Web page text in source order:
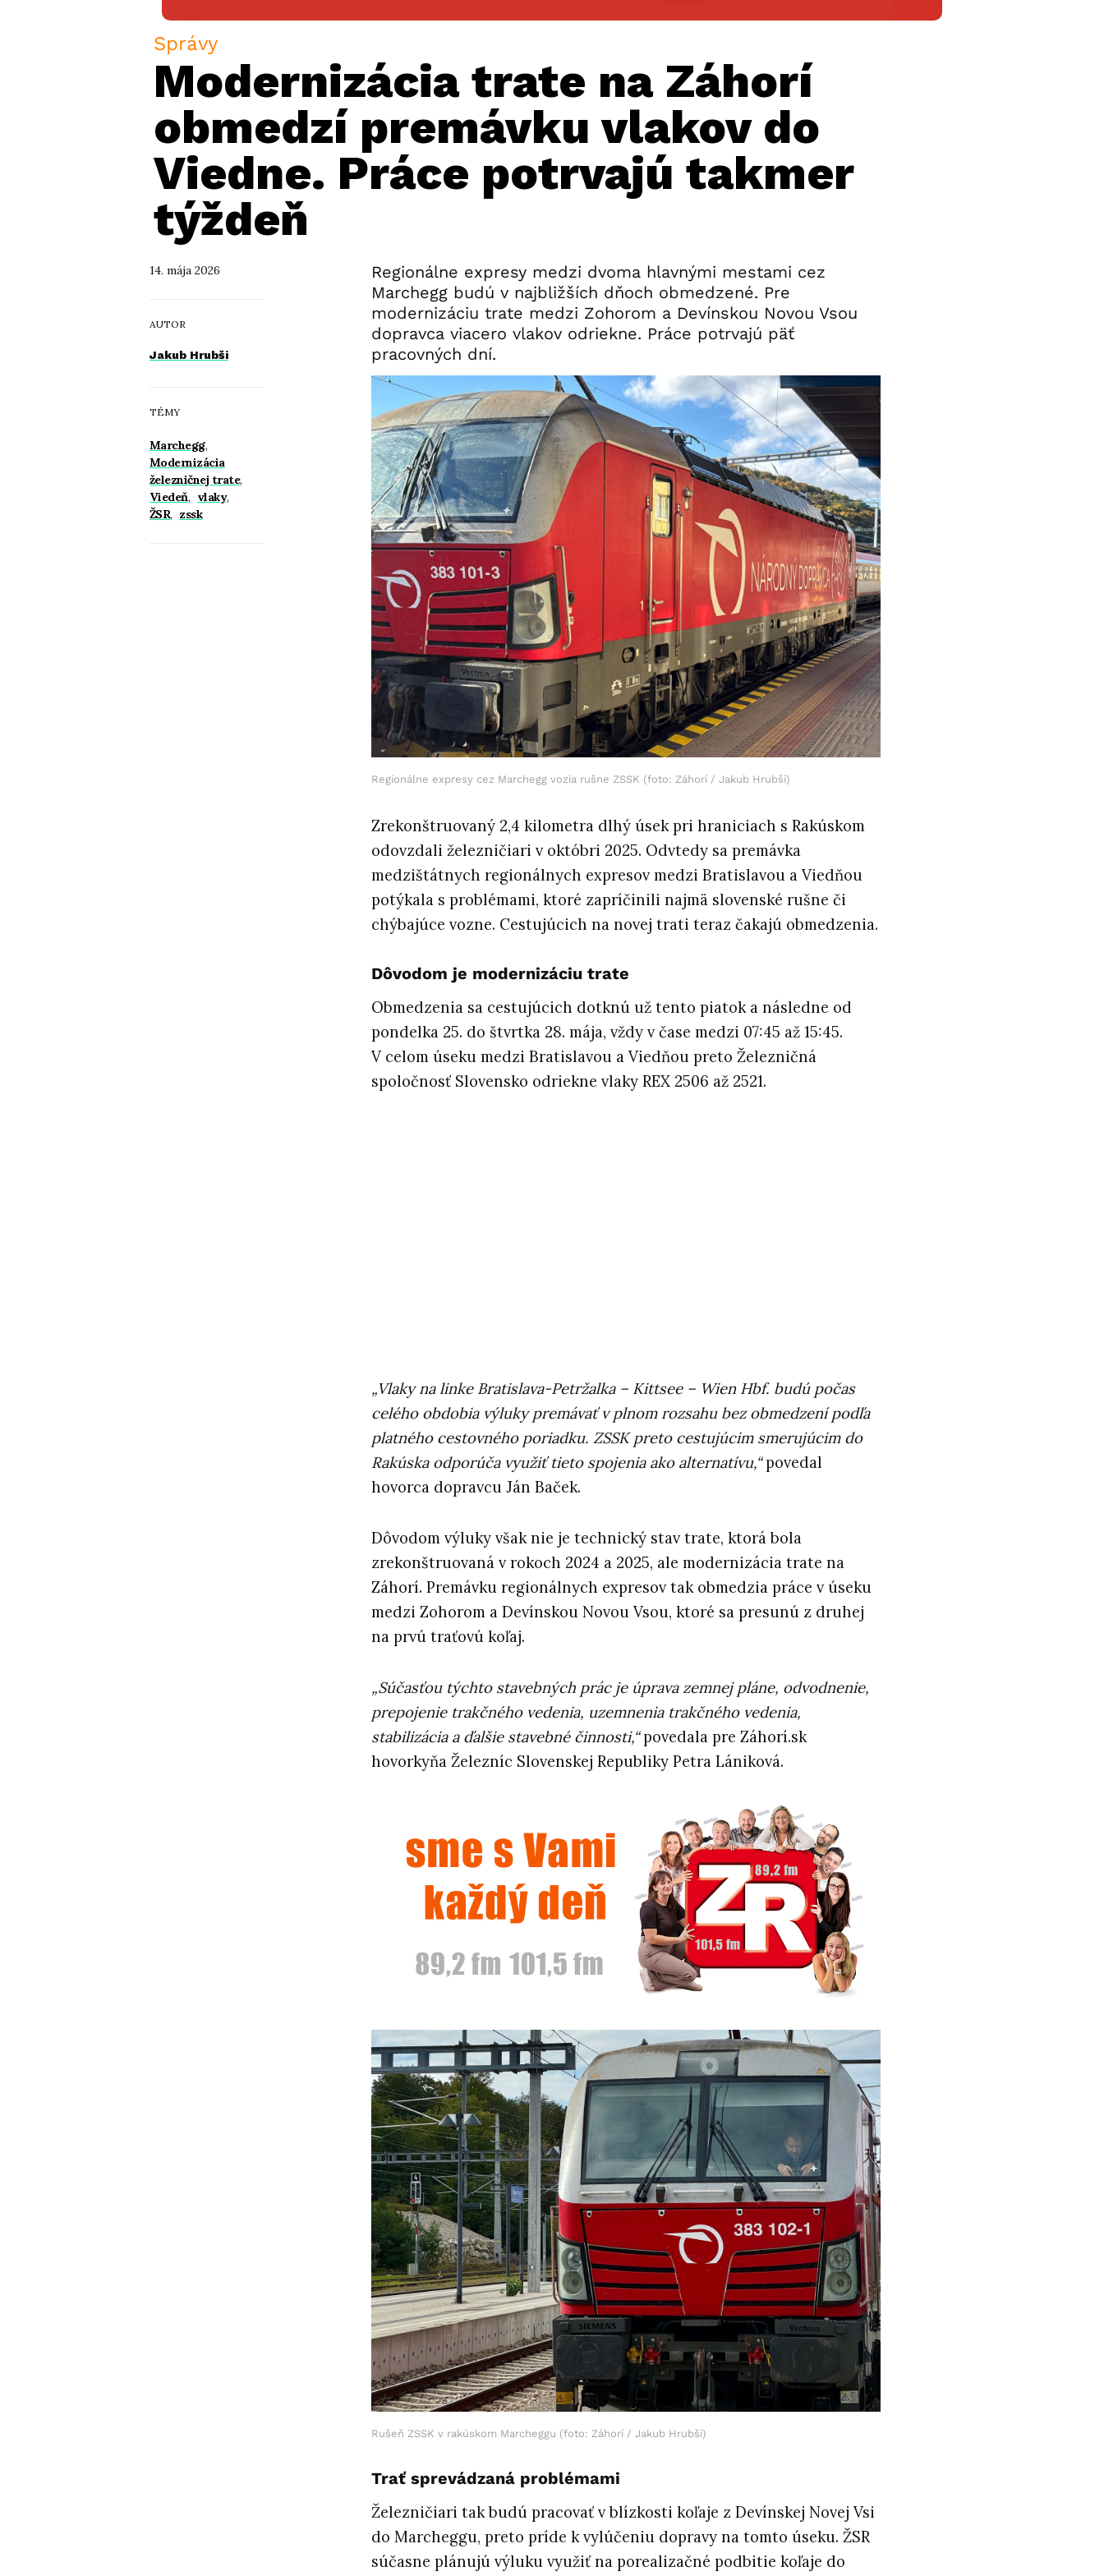
Správy
Modernizácia trate na Záhorí
obmedzí premávku vlakov do
Viedne. Práce potrvajú takmer
týždeň
14. mája 2026
AUTOR
Jakub Hrubši
TÉMY
Marchegg,
Modernizácia
železničnej trate,
Viedeň, vlaky,
ŽSR, zssk
Regionálne expresy medzi dvoma hlavnými mestami cez
Marchegg budú v najbližších dňoch obmedzené. Pre
modernizáciu trate medzi Zohorom a Devínskou Novou Vsou
dopravca viacero vlakov odriekne. Práce potrvajú päť
pracovných dní.
Regionálne expresy cez Marchegg vozia rušne ZSSK (foto: Záhorí / Jakub Hrubši)
Zrekonštruovaný 2,4 kilometra dlhý úsek pri hraniciach s Rakúskom
odovzdali železničiari v októbri 2025. Odvtedy sa premávka
medzištátnych regionálnych expresov medzi Bratislavou a Viedňou
potýkala s problémami, ktoré zapríčinili najmä slovenské rušne či
chýbajúce vozne. Cestujúcich na novej trati teraz čakajú obmedzenia.
Dôvodom je modernizáciu trate
Obmedzenia sa cestujúcich dotknú už tento piatok a následne od
pondelka 25. do štvrtka 28. mája, vždy v čase medzi 07:45 až 15:45.
V celom úseku medzi Bratislavou a Viedňou preto Železničná
spoločnosť Slovensko odriekne vlaky REX 2506 až 2521.
„Vlaky na linke Bratislava-Petržalka – Kittsee – Wien Hbf. budú počas
celého obdobia výluky premávať v plnom rozsahu bez obmedzení podľa
platného cestovného poriadku. ZSSK preto cestujúcim smerujúcim do
Rakúska odporúča využiť tieto spojenia ako alternatívu,“povedal
hovorca dopravcu Ján Baček.
Dôvodom výluky však nie je technický stav trate, ktorá bola
zrekonštruovaná v rokoch 2024 a 2025, ale modernizácia trate na
Záhorí. Premávku regionálnych expresov tak obmedzia práce v úseku
medzi Zohorom a Devínskou Novou Vsou, ktoré sa presunú z druhej
na prvú traťovú koľaj.
„Súčasťou týchto stavebných prác je úprava zemnej pláne, odvodnenie,
prepojenie trakčného vedenia, uzemnenia trakčného vedenia,
stabilizácia a ďalšie stavebné činnosti,“povedala pre Záhorí.sk
hovorkyňa Železníc Slovenskej Republiky Petra Lániková.
Rušeň ZSSK v rakúskom Marcheggu (foto: Záhorí / Jakub Hrubši)
Trať sprevádzaná problémami
Železničiari tak budú pracovať v blízkosti koľaje z Devínskej Novej Vsi
do Marcheggu, preto príde k vylúčeniu dopravy na tomto úseku. ŽSR
súčasne plánujú výluku využiť na porealizačné podbitie koľaje do